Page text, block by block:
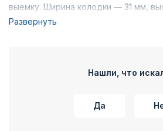
выемку. Ширина колодки — 31 мм,
(включая нижний выступ). Вдоль
текстом. Текст зависит от выбора
Развернуть
Нашли, что
Да